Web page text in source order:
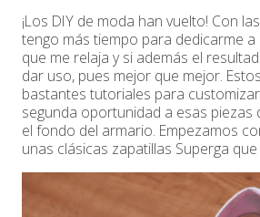
¡Los DIY de moda han vuelto! Con
tengo más tiempo para dedicarme
que me relaja y si además el
dar uso, pues mejor que mejor.
bastantes tutoriales para
segunda oportunidad a esas piezas
el fondo del armario. Empezamos
unas clásicas zapatillas Superga